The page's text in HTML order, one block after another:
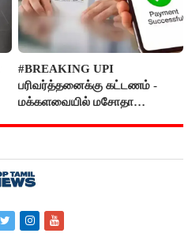
#BREAKING UPI
பரிவர்த்தனைக்கு கட்டணம் -
மக்களவையில் மசோதா